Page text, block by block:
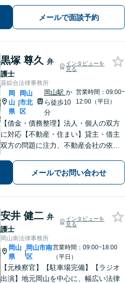
と連携してきめ細やかに対応【注力分
野初回相談無料】【WEB面談可】
メールで面談予約
黒塚 尊久 弁
護士
インタビューを
見る
葵綜合法律事務所
岡
山
県
|
岡山
市北
区
岡山駅 か
ら徒歩10
分
営業時間：09:00~
12:00（平日）
【借金・債務整理】法人・個人の双方
に対応【不動産・住まい】貸主・借主
双方の問題に注力、不動産会社の依頼
通。その他労働事件もカバー【行政事
件】学校トラブル・いじめ問題に注力
メールでお問い合わせ
安井 健二 弁
護士
インタビューを
見る
岡山南法律事務所
岡山
県
|
岡山市南
区
営業時間：09:00~18:00
（平日）
【元検察官】【駐車場完備】【ラジオ
出演】地元岡山を中心に、幅広い法律